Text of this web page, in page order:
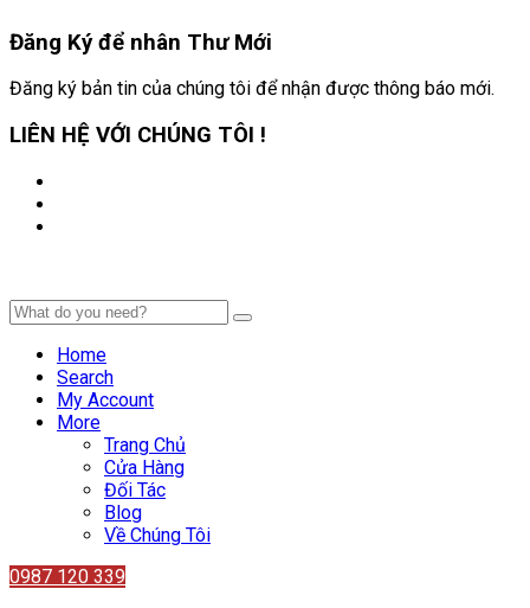
Đăng Ký để nhân Thư Mới
Đăng ký bản tin của chúng tôi để nhận được thông báo mới.
LIÊN HỆ VỚI CHÚNG TÔI !
Home
Search
My Account
More
Trang Chủ
Cửa Hàng
Đối Tác
Blog
Về Chúng Tôi
0987 120 339